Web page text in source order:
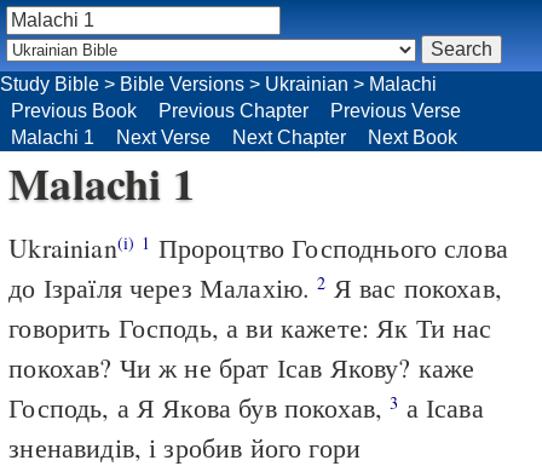
Study Bible > Bible Versions > Ukrainian > Malachi
Previous Book
Previous Chapter
Previous Verse
Malachi 1
Next Verse Next Chapter Next Book
Malachi 1
Ukrainian(i) 1 Пророцтво Господнього слова
до Ізраїля через Малахію.2 Я вас покохав,
говорить Господь, а ви кажете: Як Ти нас
покохав? Чи ж не брат Ісав Якову? каже
Господь, а Я Якова був покохав,3 а Ісава
зненавидів, і зробив його гори